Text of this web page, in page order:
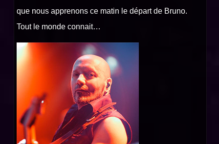
que nous apprenons ce matin le départ de Bruno.
Tout le monde connait…